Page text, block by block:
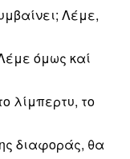
Λέμε,
όμως καί
λίμπερτυ, το
διαφοράς, θα